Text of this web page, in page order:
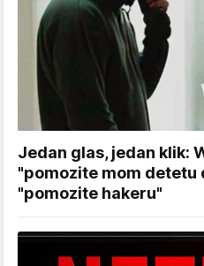
Jedan glas, jedan klik:
"pomozite mom detetu
"pomozite hakeru"